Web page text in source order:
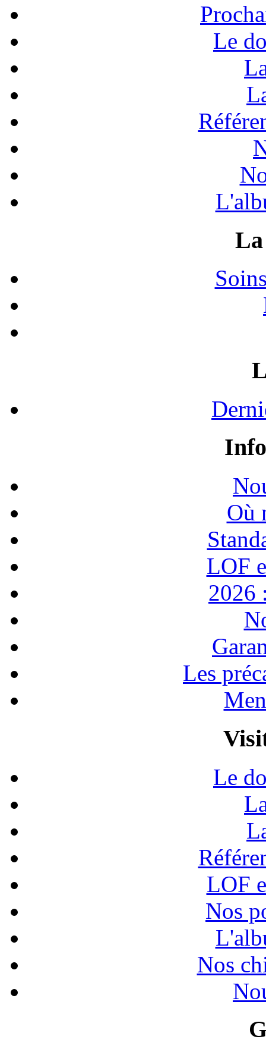
Le
La
Où
LOF
2026
Les
Le
LOF
Nos
Nos